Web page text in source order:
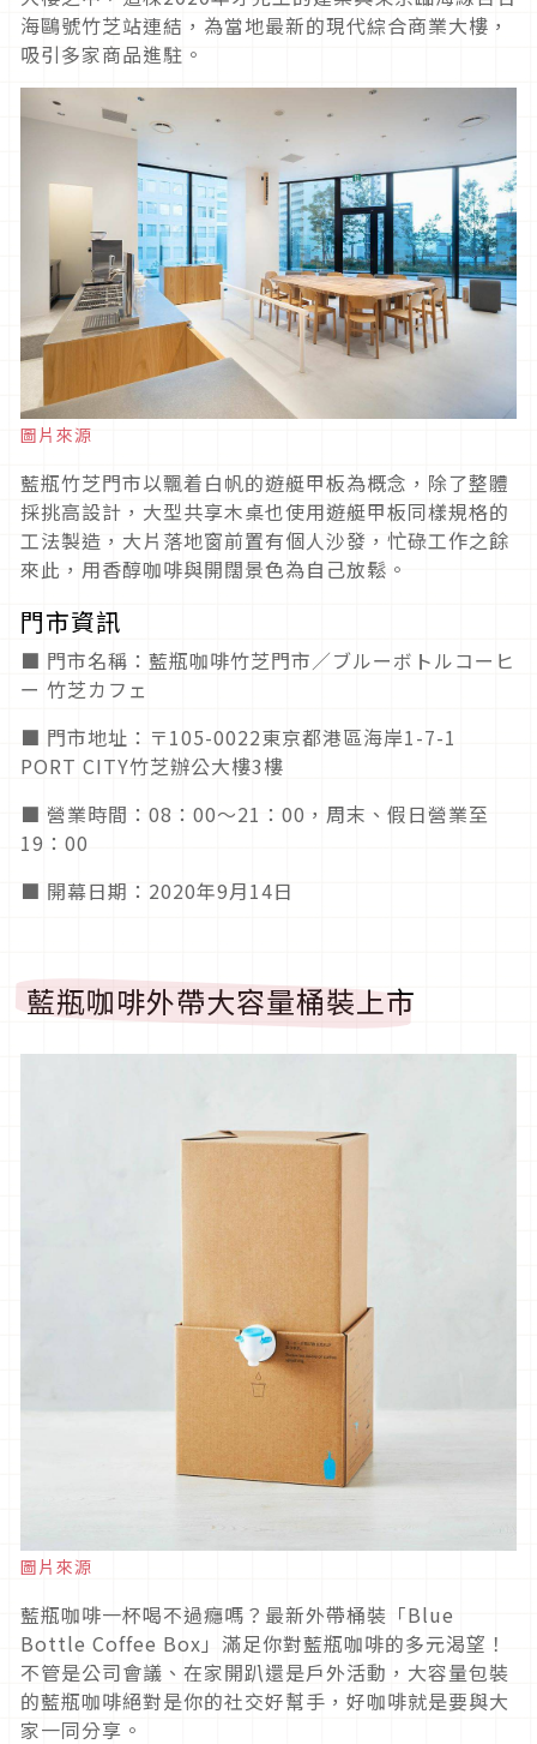
海鷗號竹芝站連結，為當地最新的現代綜合商業大樓，
吸引多家商品進駐。
圖片來源
藍瓶竹芝門市以飄着白帆的遊艇甲板為概念，除了整體
採挑高設計，大型共享木桌也使用遊艇甲板同樣規格的
工法製造，大片落地窗前置有個人沙發，忙碌工作之餘
來此，用香醇咖啡與開闊景色為自己放鬆。
門市資訊
■ 門市名稱：藍瓶咖啡竹芝門市／ブルーボトルコーヒ
ー 竹芝カフェ
■ 門市地址：〒105-0022東京都港區海岸1-7-1
PORT CITY竹芝辦公大樓3樓
■ 營業時間：08：00～21：00，周末、假日營業至
19：00
■ 開幕日期：2020年9月14日
藍瓶咖啡外帶大容量桶裝上市
圖片來源
藍瓶咖啡一杯喝不過癮嗎？最新外帶桶裝「Blue
Bottle Coffee Box」滿足你對藍瓶咖啡的多元渴望！
不管是公司會議、在家開趴還是戶外活動，大容量包裝
的藍瓶咖啡絕對是你的社交好幫手，好咖啡就是要與大
家一同分享。